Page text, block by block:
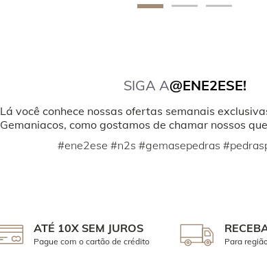
SIGA A@ENE2ESE!
Lá você conhece nossas ofertas semanais
Gemaniacos, como gostamos de chamar nossos
#ene2ese #n2s #gemasepedras
ATÉ 10X SEM JUROS
Pague com o cartão de crédito Para